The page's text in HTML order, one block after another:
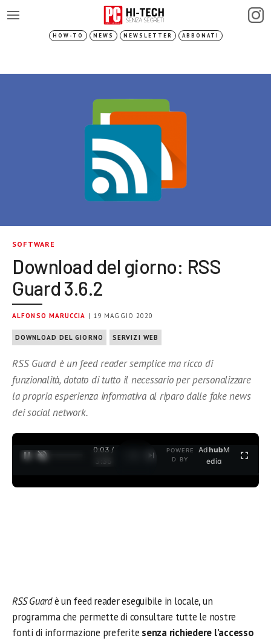
HOW-TO NEWS NEWSLETTER ABBONATI
SOFTWARE
Download del giorno: RSS
Guard 3.6.2
ALFONSO MARUCCIA | 19 MAGGIO 2020
DOWNLOAD DEL GIORNO SERVIZI WEB
RSS Guard è un feed reader semplice ma ricco di
funzionalità, dotato di tutto il necessario per personalizzare
la propria esperienza informativa al riparo dalle fake news
dei social network.
0:03 /
3:35
POWERE
D BY
AdhubM
edia
RSS Guardè un feed reader eseguibile in locale, un
programma che permette di consultare tutte le nostre
fonti di informazione preferite senza richiedere l’accesso